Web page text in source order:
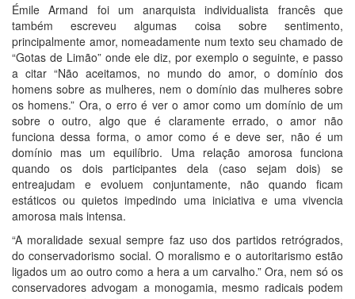
Émile Armand foi um anarquista individualista francês que
também escreveu algumas coisa sobre sentimento,
principalmente amor, nomeadamente num texto seu chamado de
“Gotas de Limão” onde ele diz, por exemplo o seguinte, e passo
a citar “Não aceitamos, no mundo do amor, o domínio dos
homens sobre as mulheres, nem o domínio das mulheres sobre
os homens.” Ora, o erro é ver o amor como um domínio de um
sobre o outro, algo que é claramente errado, o amor não
funciona dessa forma, o amor como é e deve ser, não é um
domínio mas um equilíbrio. Uma relação amorosa funciona
quando os dois participantes dela (caso sejam dois) se
entreajudam e evoluem conjuntamente, não quando ficam
estáticos ou quietos impedindo uma iniciativa e uma vivencia
amorosa mais intensa.
“A moralidade sexual sempre faz uso dos partidos retrógrados,
do conservadorismo social. O moralismo e o autoritarismo estão
ligados um ao outro como a hera a um carvalho.” Ora, nem só os
conservadores advogam a monogamia, mesmo radicais podem